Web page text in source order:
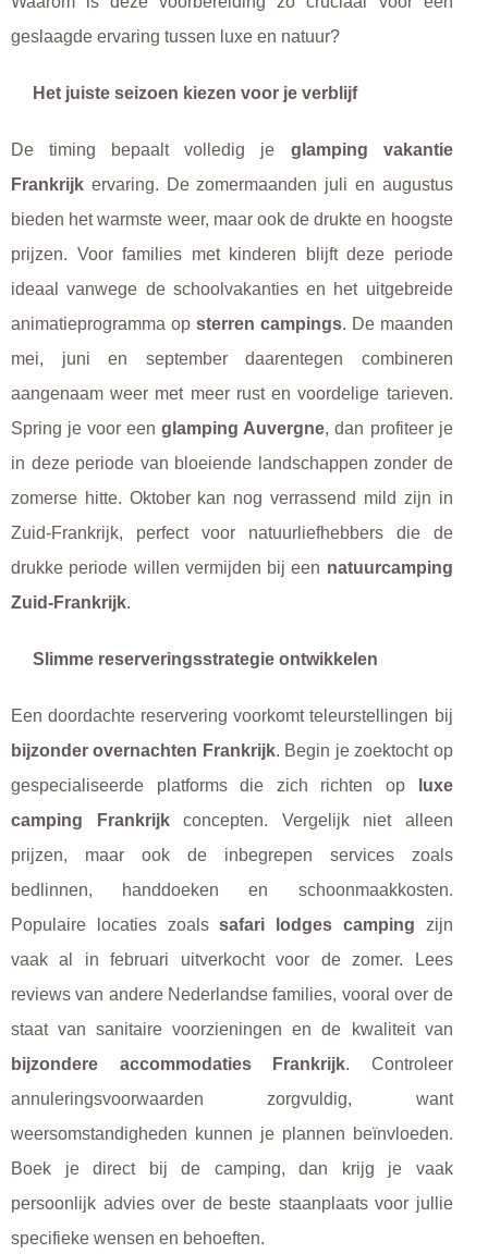
geslaagde ervaring tussen luxe en natuur?
Het juiste seizoen kiezen voor je verblijf
De timing bepaalt volledig je glamping vakantie
Frankrijk ervaring. De zomermaanden juli en augustus
bieden het warmste weer, maar ook de drukte en hoogste
prijzen. Voor families met kinderen blijft deze periode
ideaal vanwege de schoolvakanties en het uitgebreide
animatieprogramma op sterren campings. De maanden
mei, juni en september daarentegen combineren
aangenaam weer met meer rust en voordelige tarieven.
Spring je voor eenglamping Auvergne, dan profiteer je
in deze periode van bloeiende landschappen zonder de
zomerse hitte. Oktober kan nog verrassend mild zijn in
Zuid-Frankrijk, perfect voor natuurliefhebbers die de
drukke periode willen vermijden bij een natuurcamping
Zuid-Frankrijk.
Slimme reserveringsstrategie ontwikkelen
Een doordachte reservering voorkomt teleurstellingen bij
bijzonder overnachten Frankrijk. Begin je zoektocht op
gespecialiseerde platforms die zich richten op
luxe
camping Frankrijkconcepten. Vergelijk niet alleen
prijzen, maar ook de inbegrepen services zoals
bedlinnen, handdoeken en schoonmaakkosten.
Populaire locaties zoalssafari lodges camping zijn
vaak al in februari uitverkocht voor de zomer. Lees
reviews van andere Nederlandse families, vooral over de
staat van sanitaire voorzieningen en de kwaliteit van
bijzondere accommodaties Frankrijk. Controleer
annuleringsvoorwaarden zorgvuldig, want
weersomstandigheden kunnen je plannen beïnvloeden.
Boek je direct bij de camping, dan krijg je vaak
persoonlijk advies over de beste staanplaats voor jullie
specifieke wensen en behoeften.